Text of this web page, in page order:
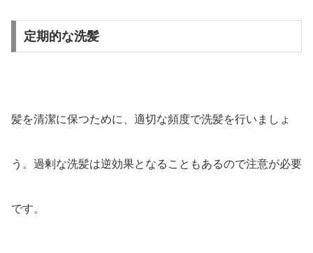
定期的な洗髪
髪を清潔に保つために、適切な頻度で洗髪を行いましょ
う。過剰な洗髪は逆効果となることもあるので注意が必要
です。